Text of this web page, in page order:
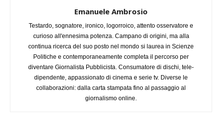
Emanuele Ambrosio
Testardo, sognatore, ironico, logorroico, attento osservatore e
curioso all'ennesima potenza. Campano di origini, ma alla
continua ricerca del suo posto nel mondo si laurea in Scienze
Politiche e contemporaneamente completa il percorso per
diventare Giornalista Pubblicista. Consumatore di dischi, tele-
dipendente, appassionato di cinema e serie tv. Diverse le
collaborazioni: dalla carta stampata fino al passaggio al
giornalismo online.